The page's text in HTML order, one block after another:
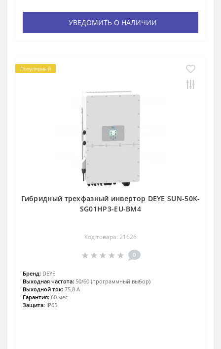
УВЕДОМИТЬ О НАЛИЧИИ
Популярный
Гибридный трехфазный инвертор DEYE SUN-50K-
SG01HP3-EU-BM4
Код товара: 21626
0
Бренд: DEYE
Выходная частота: 50/60 (программный выбор)
Выходной ток: 75,8 А
Гарантия: 60 мес
Защита: IP65